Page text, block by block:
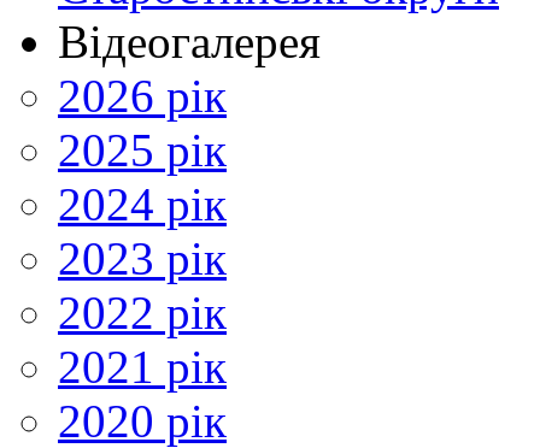
Відеогалерея
2026 рік
2025 рік
2024 рік
2023 рік
2022 рік
2021 рік
2020 рік